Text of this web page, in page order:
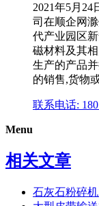
2021年5月
司在顺企网
代产业园区
磁材料及其
生产的产品
的销售,货物
联系电话: 180
Menu
相关文章
石灰石粉碎